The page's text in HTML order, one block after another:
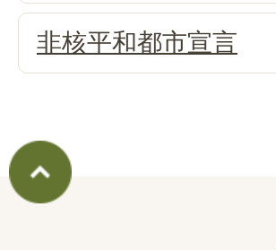
非核平和都市宣言